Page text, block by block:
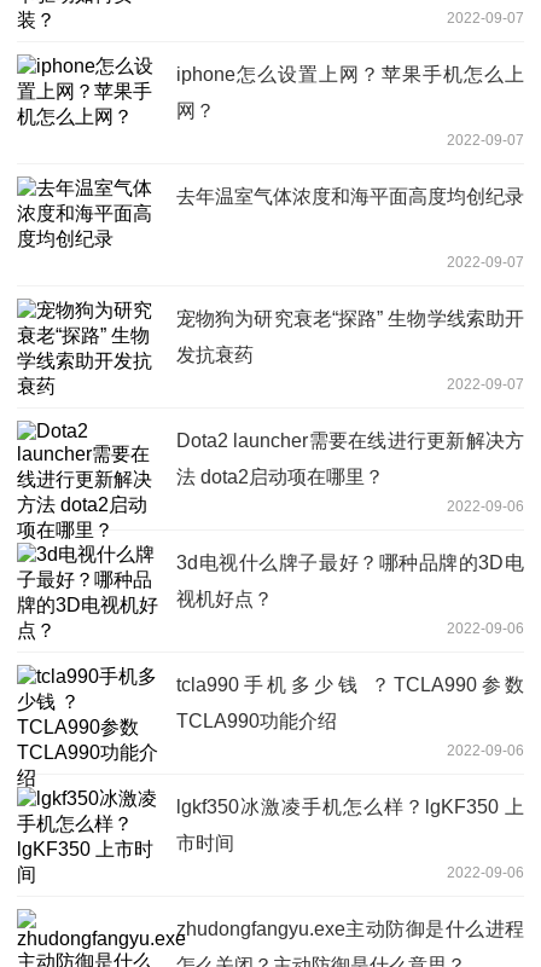
2022-09-07
iphone怎么设置上网？苹果手机怎么上
网？
2022-09-07
去年温室气体浓度和海平面高度均创纪录
2022-09-07
宠物狗为研究衰老“探路” 生物学线索助开
发抗衰药
2022-09-07
Dota2 launcher需要在线进行更新解决方
法 dota2启动项在哪里？
2022-09-06
3d电视什么牌子最好？哪种品牌的3D电
视机好点？
2022-09-06
tcla990手机多少钱 ？TCLA990参数
TCLA990功能介绍
2022-09-06
lgkf350冰激凌手机怎么样？lgKF350 上
市时间
2022-09-06
zhudongfangyu.exe主动防御是什么进程